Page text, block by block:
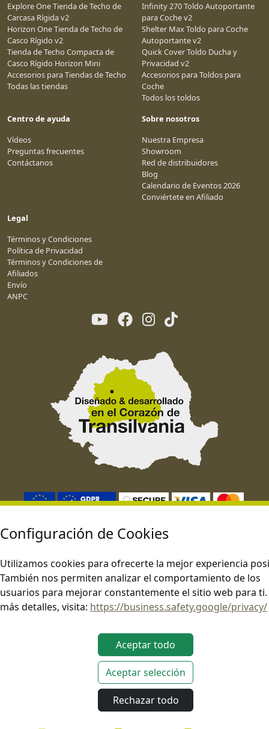
Configuración de Cookies
Utilizamos cookies para ofrecerte la mejor experiencia
También nos permiten analizar el comportamiento de los
usuarios para mejorar constantemente el sitio web para ti.
más detalles, visita: https://business.safety.google/privacy/
Aceptar todo
Aceptar selección
Rechazar todo
Explore One Tienda de Techo de
Carcasa Rígida v2
Horizon One Tienda de Techo de
Casco Rígido v2
Tienda de Techo Compacta de
Casco Rígido Horizon Mini
Accesorios para Tiendas de Techo
Todas las tiendas
Infinity 270 Toldo Autoportante
para Coche v2
Shelter Max Toldo para Coche
Autoportante v2
Quick Cover Toldo Ducha y
Privacidad v2
Accesorios para Toldos para
Coche
Todos los toldos
Centro de ayuda
Vídeos
Preguntas frecuentes
Contáctanos
Sobre nosotros
Nuestra Empresa
Showroom
Red de distribuidores
Blog
Calendario de Eventos 2026
Conviértete en Afiliado
Legal
Términos y Condiciones
Política de Privacidad
Términos y Condiciones de
Afiliados
Envío
ANPC
Copyright © EDGE Overland 2026. Todos los derechos reservados.